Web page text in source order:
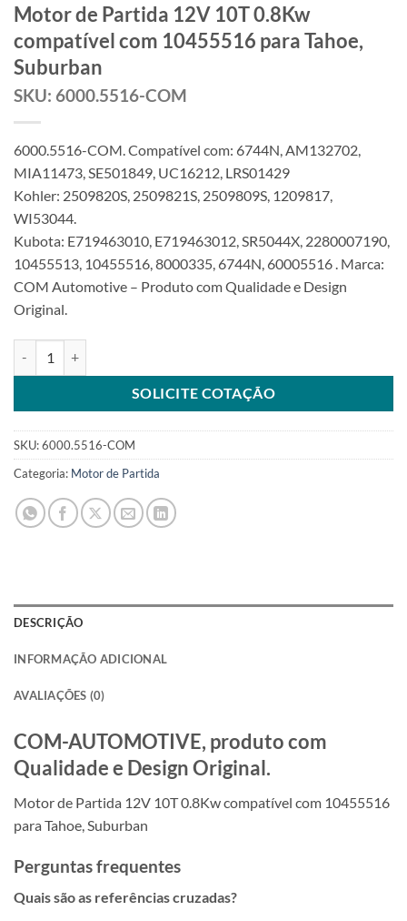
Motor de Partida 12V 10T 0.8Kw
compatível com 10455516 para Tahoe,
Suburban
SKU: 6000.5516-COM
6000.5516-COM. Compatível com: 6744N, AM132702,
MIA11473, SE501849, UC16212, LRS01429
Kohler: 2509820S, 2509821S, 2509809S, 1209817,
WI53044.
Kubota: E719463010, E719463012, SR5044X, 2280007190,
10455513, 10455516, 8000335, 6744N, 60005516 . Marca:
COM Automotive – Produto com Qualidade e Design
Original.
SOLICITE COTAÇÃO
SKU:6000.5516-COM
Categoria: Motor de Partida
DESCRIÇÃO
INFORMAÇÃO ADICIONAL
AVALIAÇÕES (0)
COM-AUTOMOTIVE, produto com
Qualidade e Design Original.
Motor de Partida 12V 10T 0.8Kw compatível com 10455516
para Tahoe, Suburban
Perguntas frequentes
Quais são as referências cruzadas?